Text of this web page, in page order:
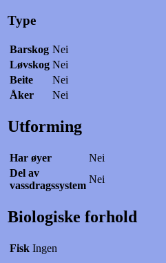
Type
Barskog Nei
Løvskog Nei
Beite
Nei
Åker
Nei
Utforming
Har øyer
Nei
Del av
vassdragssystem
Nei
Biologiske forhold
Fisk Ingen